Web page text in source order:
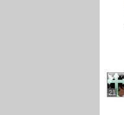
21